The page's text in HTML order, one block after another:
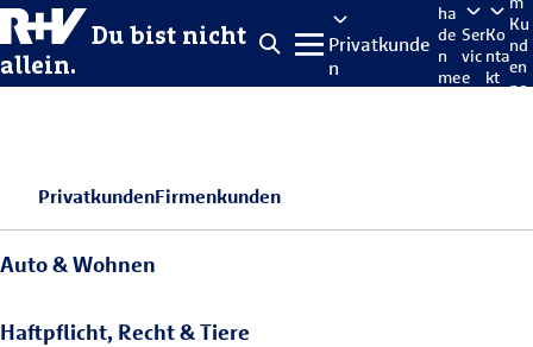
Du bist nicht
allein.
Privatkunde
n
ha
de
n
me
Ser
vic
e
Ko
nta
kt
Ku
nd
en
po
PrivatkundenFirmenkunden
Auto & Wohnen
Haftpflicht, Recht & Tiere